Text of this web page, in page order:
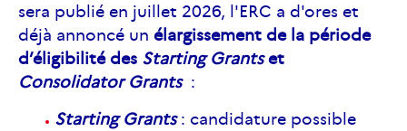
sera publié en juillet 2026, l'ERC a d'ores et
déjà annoncé un élargissement de la période
d’éligibilité des Starting Grantset
ConsolidatorGrants:
Starting Grants: candidature possible